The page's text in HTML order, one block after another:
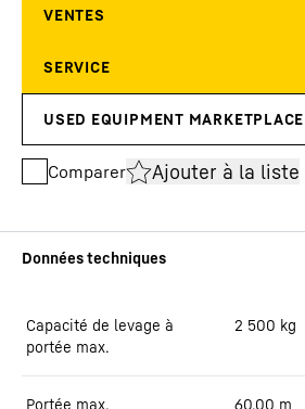
Comparer Ajouter à la liste
Capacité de levage à
portée max.
2 500 kg
Portée max. 60,00 m